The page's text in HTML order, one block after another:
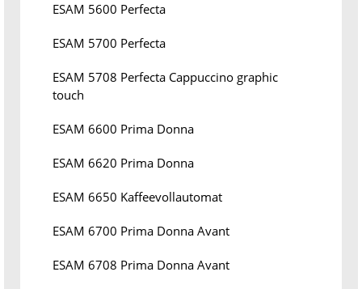
ESAM 5600 Perfecta
ESAM 5700 Perfecta
ESAM 5708 Perfecta Cappuccino graphic
touch
ESAM 6600 Prima Donna
ESAM 6620 Prima Donna
ESAM 6650 Kaffeevollautomat
ESAM 6700 Prima Donna Avant
ESAM 6708 Prima Donna Avant